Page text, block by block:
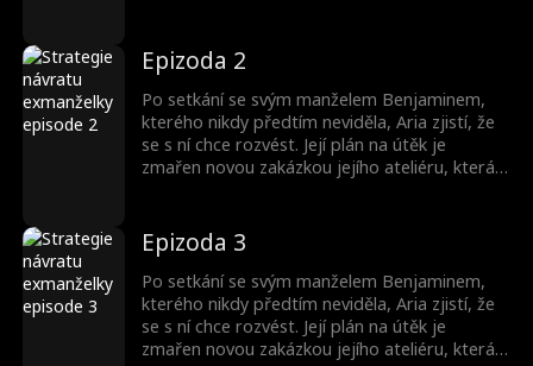
pracovat kvůli penězům. Během této doby se
Benjamin zamiluje do své designérky Arie,
zatímco ona k němu také začne něco cítit...
Epizoda 2
Po setkání se svým manželem Benjaminem,
kterého nikdy předtím neviděla, Aria zjistí, že
se s ní chce rozvést. Její plán na útěk je
zmařen novou zakázkou jejího ateliéru, která
pracovat kvůli penězům. Během této doby se
Benjamin zamiluje do své designérky Arie,
zatímco ona k němu také začne něco cítit...
Epizoda 3
Po setkání se svým manželem Benjaminem,
kterého nikdy předtím neviděla, Aria zjistí, že
se s ní chce rozvést. Její plán na útěk je
zmařen novou zakázkou jejího ateliéru, která